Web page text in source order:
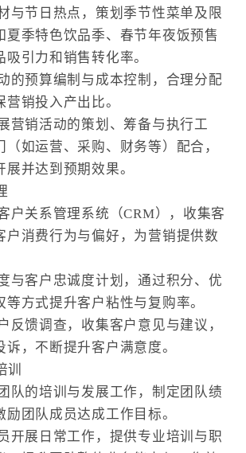
与节日热点，策划季节性菜单及限
夏季特色饮品季、春节年夜饭预售
引力和销售转化率。
的预算编制与成本控制，合理分配
销投入产出比。
营销活动的策划、筹备与执行工
（如运营、采购、财务等）配合，
并达到预期效果。
户关系管理系统（CRM），收集客
户消费行为与偏好，为营销提供数
与客户忠诚度计划，通过积分、优
等方式提升客户粘性与复购率。
反馈调查，收集客户意见与建议，
诉，不断提升客户满意度。
训
队的培训与发展工作，制定团队绩
团队成员达成工作目标。
开展日常工作，提供专业培训与职